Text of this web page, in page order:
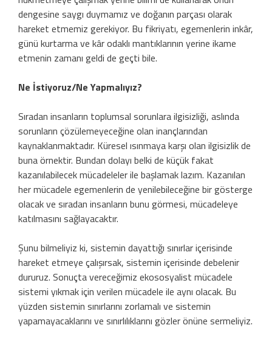
dengesine saygı duymamız ve doğanın parçası olarak
hareket etmemiz gerekiyor. Bu fikriyatı, egemenlerin inkâr,
günü kurtarma ve kâr odaklı mantıklarının yerine ikame
etmenin zamanı geldi de geçti bile.
Ne İstiyoruz/Ne Yapmalıyız?
Sıradan insanların toplumsal sorunlara ilgisizliği, aslında
sorunların çözülemeyeceğine olan inançlarından
kaynaklanmaktadır. Küresel ısınmaya karşı olan ilgisizlik de
buna örnektir. Bundan dolayı belki de küçük fakat
kazanılabilecek mücadeleler ile başlamak lazım. Kazanılan
her mücadele egemenlerin de yenilebileceğine bir gösterge
olacak ve sıradan insanların bunu görmesi, mücadeleye
katılmasını sağlayacaktır.
Şunu bilmeliyiz ki, sistemin dayattığı sınırlar içerisinde
hareket etmeye çalışırsak, sistemin içerisinde debelenir
dururuz. Sonuçta vereceğimiz ekososyalist mücadele
sistemi yıkmak için verilen mücadele ile aynı olacak. Bu
yüzden sistemin sınırlarını zorlamalı ve sistemin
yapamayacaklarını ve sınırlılıklarını gözler önüne sermeliyiz.